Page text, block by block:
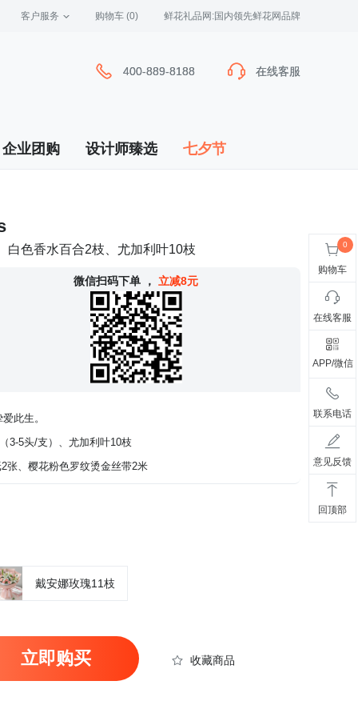
客户服务 购物车 (0) 鲜花礼品网:国内领先鲜花网品牌
400-889-8188 在线客服
400-889-8188 在线客服
企业团购 设计师臻选 七夕节
白色香水百合2枝、尤加利叶10枝
微信扫码下单 ， 立减8元
此生。
3-5头/支）、尤加利叶10枝
张、樱花粉色罗纹烫金丝带2米
戴安娜玫瑰11枝
立即购买 收藏商品
购物车
在线客服
APP/微信
联系电话
意见反馈
回顶部